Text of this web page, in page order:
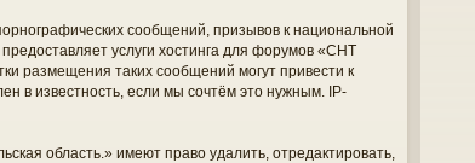
сообщений, призывов к национальной
услуги хостинга для форумов «СНТ
размещения таких сообщений могут привести к
в известность, если мы сочтём это нужным. IP-
область.» имеют право удалить, отредактировать,